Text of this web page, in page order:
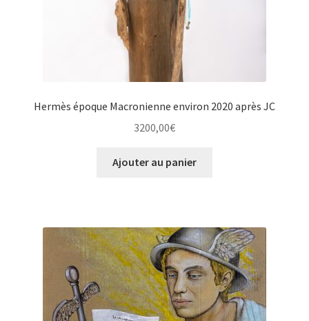
Hermès époque Macronienne environ 2020 après JC
3200,00€
Ajouter au panier